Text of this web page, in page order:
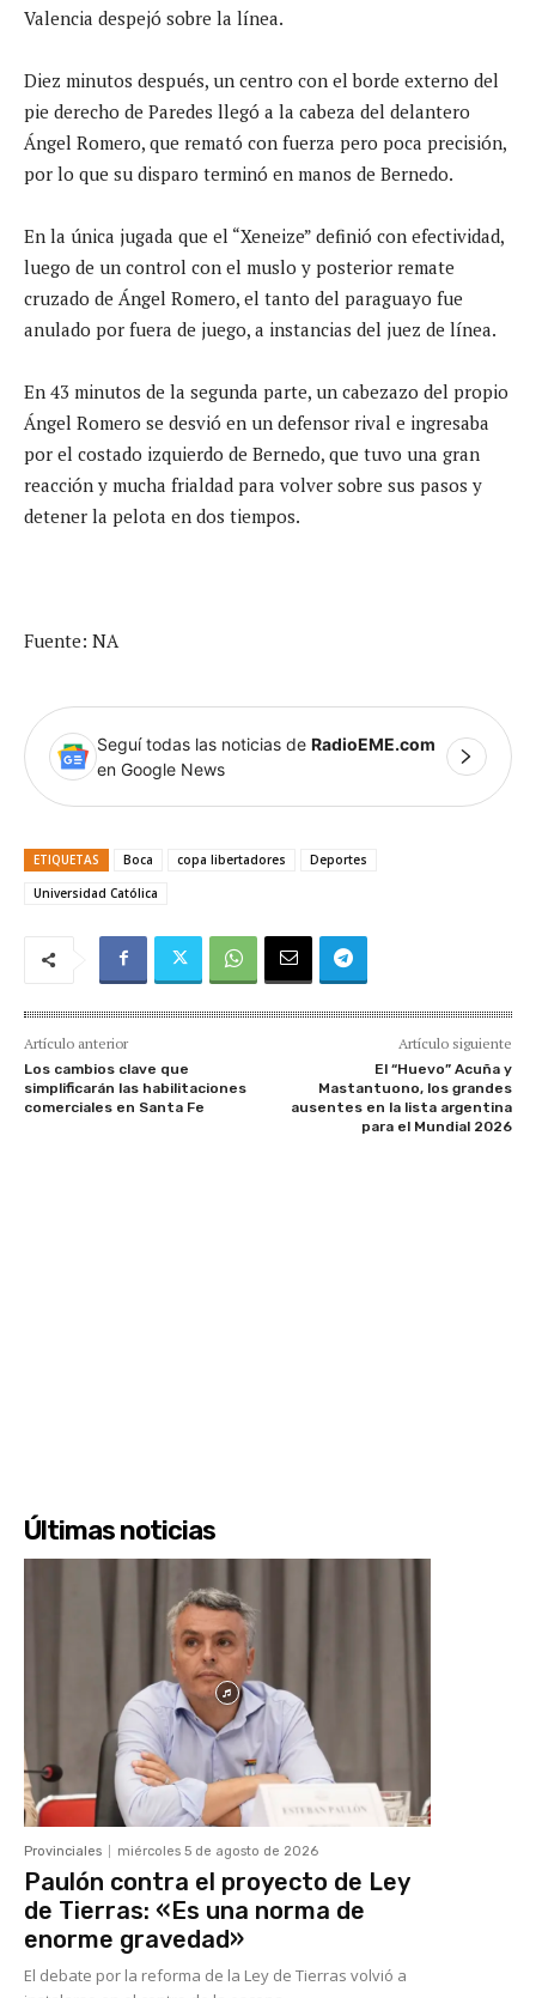
Valencia despejó sobre la línea.
Diez minutos después, un centro con el borde externo del
pie derecho de Paredes llegó a la cabeza del delantero
Ángel Romero, que remató con fuerza pero poca precisión,
por lo que su disparo terminó en manos de Bernedo.
En la única jugada que el “Xeneize” definió con efectividad,
luego de un control con el muslo y posterior remate
cruzado de Ángel Romero, el tanto del paraguayo fue
anulado por fuera de juego, a instancias del juez de línea.
En 43 minutos de la segunda parte, un cabezazo del propio
Ángel Romero se desvió en un defensor rival e ingresaba
por el costado izquierdo de Bernedo, que tuvo una gran
reacción y mucha frialdad para volver sobre sus pasos y
detener la pelota en dos tiempos.
Fuente: NA
Seguí todas las noticias de RadioEME.com
en Google News
ETIQUETAS Boca copa libertadores
Deportes
Universidad Católica
Artículo anterior
Los cambios clave que
simplificarán las habilitaciones
comerciales en Santa Fe
Artículo siguiente
El “Huevo” Acuña y
Mastantuono, los grandes
ausentes en la lista argentina
para el Mundial 2026
Últimas noticias
Provinciales miércoles 5 de agosto de 2026
Paulón contra el proyecto de Ley
de Tierras: «Es una norma de
enorme gravedad»
El debate por la reforma de la Ley de Tierras volvió a